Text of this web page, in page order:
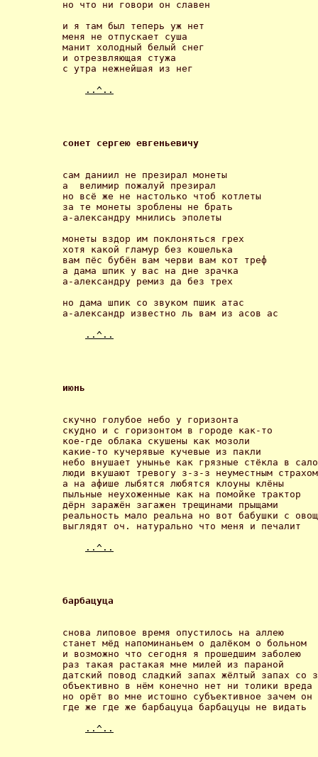
но что ни говори он славен
и я там был теперь уж нет
меня не отпускает суша
манит холодный белый снег
и отрезвляющая стужа
с утра нежнейшая из нег
..^..
сонет сергею евгеньевичу
сам даниил не презирал монеты
а  велимир пожалуй презирал
но всё же не настолько чтоб котлеты
за те монеты зроблены не брать
а-александру мнились эполеты
монеты вздор им поклоняться грех
хотя какой гламур без кошелька
вам пёс бубён вам черви вам кот треф
а дама шпик у вас на дне зрачка
а-александру ремиз да без трех
но дама шпик со звуком пшик атас
а-александр известно ль вам из асов ас
..^..
июнь
скучно голубое небо у горизонта
скудно и с горизонтом в городе как-то
кое-где облака скушены как мозоли
какие-то кучерявые кучевые из пакли
небо внушает унынье как грязные стёкла в
люди вкушают тревогу з-з-з неуместным страхом
а на афише лыбятся любятся клоуны клёны
пыльные неухоженные как на помойке трактор
дёрн заражён загажен трещинами прыщами
реальность мало реальна но вот бабушки с
выглядят оч. натурально что меня и печалит
..^..
барбацуца
снова липовое время опустилось на аллею
станет мёд напоминаньем о далёком о больном
и возможно что сегодня я прошедшим заболею
раз такая растакая мне милей из параной
датский повод сладкий запах жёлтый запах со
объективно в нём конечно нет ни толики вреда
но орёт во мне истошно субъективное зачем он
где же где же барбацуца барбацуцы не видать
..^..